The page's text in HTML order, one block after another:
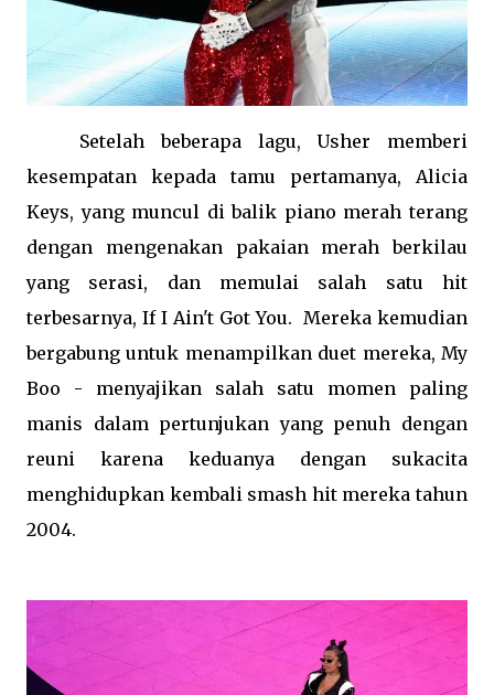
Setelah beberapa lagu, Usher memberi
kesempatan kepada tamu pertamanya, Alicia
Keys, yang muncul di balik piano merah terang
dengan mengenakan pakaian merah berkilau
yang serasi, dan memulai salah satu hit
terbesarnya, If I Ain't Got You. Mereka kemudian
bergabung untuk menampilkan duet mereka, My
Boo - menyajikan salah satu momen paling
manis dalam pertunjukan yang penuh dengan
reuni karena keduanya dengan sukacita
menghidupkan kembali smash hit mereka tahun
2004.